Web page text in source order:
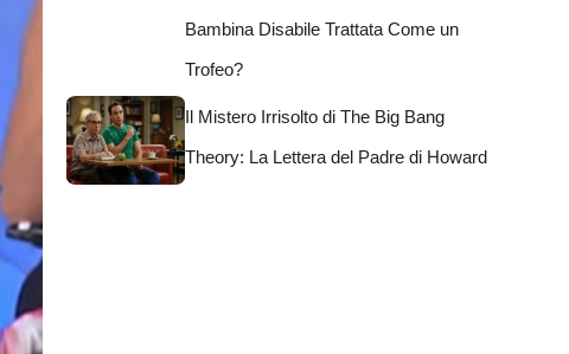
Bambina Disabile Trattata Come un
Trofeo?
Il Mistero Irrisolto di The Big Bang
Theory: La Lettera del Padre di Howard